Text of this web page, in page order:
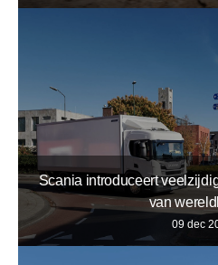
Scania introduceert
van
09 dec